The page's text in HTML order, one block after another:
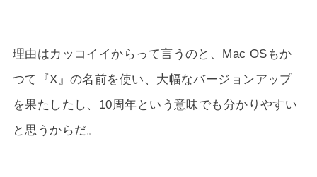
理由はカッコイイからって言うのと、Mac OSもか
つて『X』の名前を使い、大幅なバージョンアップ
を果たしたし、10周年という意味でも分かりやすい
と思うからだ。